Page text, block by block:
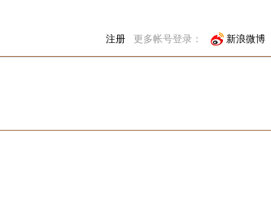
注册 更多帐号登录： 新浪微博